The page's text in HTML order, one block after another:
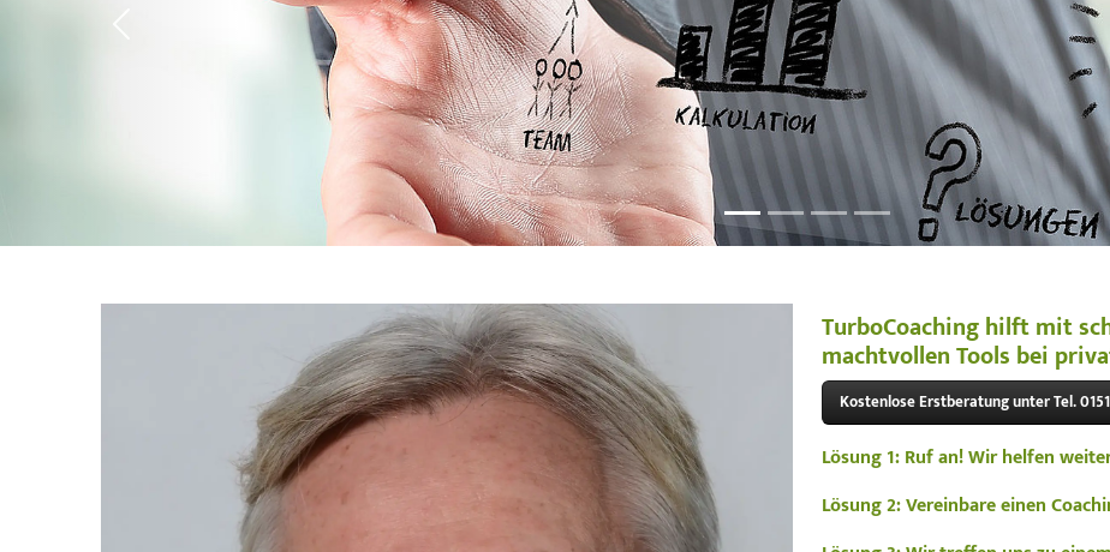
TurboCoaching hilft mit
machtvollen Tools bei
Kostenlose Erstberatung unter Tel.
Lösung 1: Ruf an! Wir helfen
Lösung 2: Vereinbare einen